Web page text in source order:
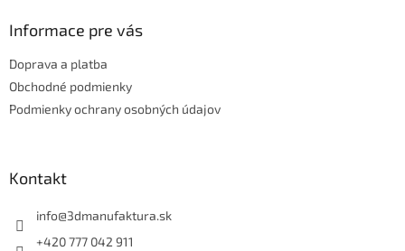
Informace pre vás
Doprava a platba
Obchodné podmienky
Podmienky ochrany osobných údajov
Kontakt
info@3dmanufaktura.sk
+420 777 042 911